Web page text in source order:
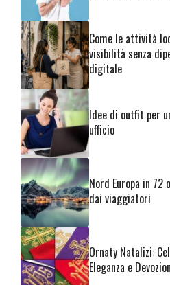
Come le attività
visibilità senza
digitale
Idee di outfit per
ufficio
Nord Europa in
dai viaggiatori
Ornaty Natalizi:
Eleganza e